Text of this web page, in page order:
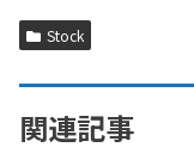
Stock
関連記事